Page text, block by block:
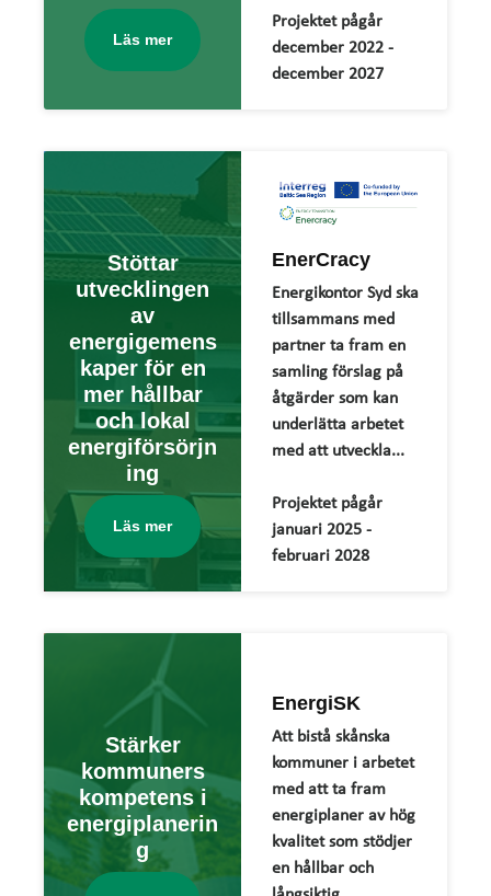
Läs mer
Projektet pågår
december 2022 -
december 2027
Stöttar
utvecklingen
av
energigemens
kaper för en
mer hållbar
och lokal
energiförsörjn
ing
Läs mer
EnerCracy
Energikontor Syd ska
tillsammans med
partner ta fram en
samling förslag på
åtgärder som kan
underlätta arbetet
med att utveckla...
Projektet pågår
januari 2025 -
februari 2028
Stärker
kommuners
kompetens i
energiplanerin
g
EnergiSK
Att bistå skånska
kommuner i arbetet
med att ta fram
energiplaner av hög
kvalitet som stödjer
en hållbar och